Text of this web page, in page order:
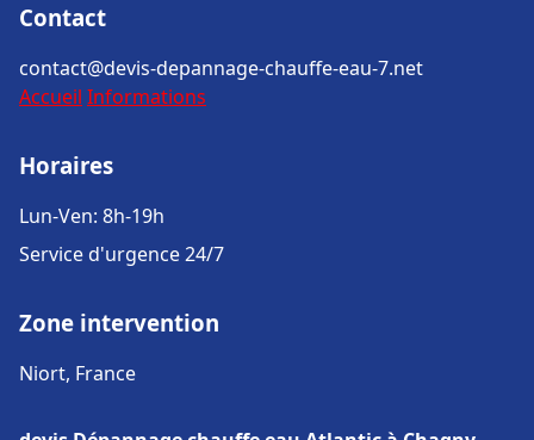
Contact
contact@devis-depannage-chauffe-eau-7.net
Accueil Informations
Horaires
Lun-Ven: 8h-19h
Service d'urgence 24/7
Zone intervention
Niort, France